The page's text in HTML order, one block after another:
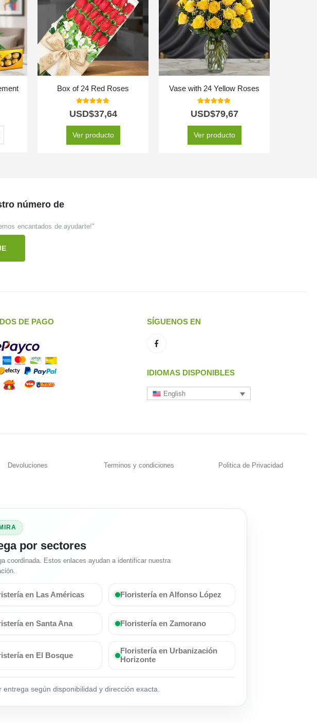
Box of 24 Red Roses
out of 5
USD$37,64
Ver producto
Vase with 24 Yellow Roses
out of 5
USD$79,67
Ver producto
número de
encantados de ayudarte!"
DE PAGO SÍGUENOS EN
IDIOMAS DISPONIBLES
English
Devoluciones Terminos y condiciones Politica de Privacidad
por sectores
coordinada. Estos enlaces ayudan a identificar nuestra
en Las Américas Floristería en Alfonso López
en Santa Ana Floristería en Zamorano
en El Bosque
Floristería en Urbanización
Horizonte
según disponibilidad y dirección exacta.